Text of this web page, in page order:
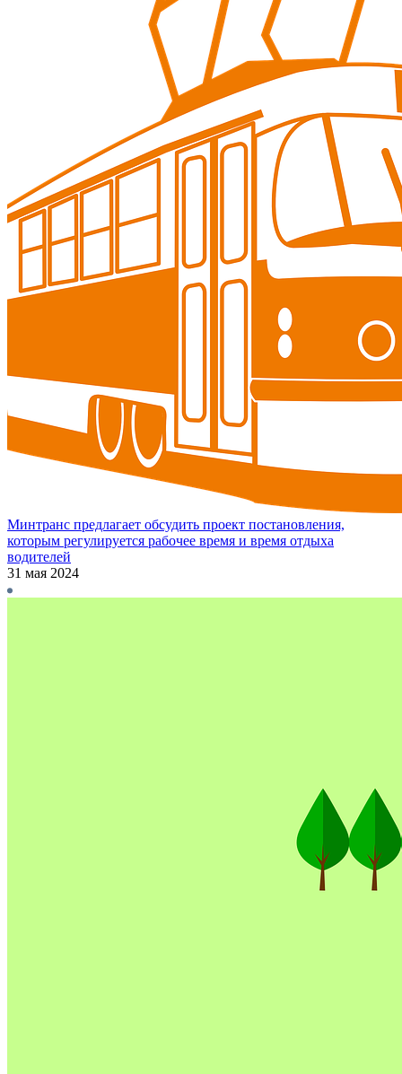
Минтранс предлагает обсудить проект постановления,
которым регулируется рабочее время и время отдыха
водителей
31 мая 2024